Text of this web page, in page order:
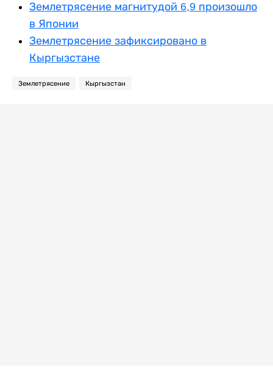
Землетрясение магнитудой 6,9 произошло
в Японии
Землетрясение зафиксировано в
Кыргызстане
Землетрясение Кыргызстан